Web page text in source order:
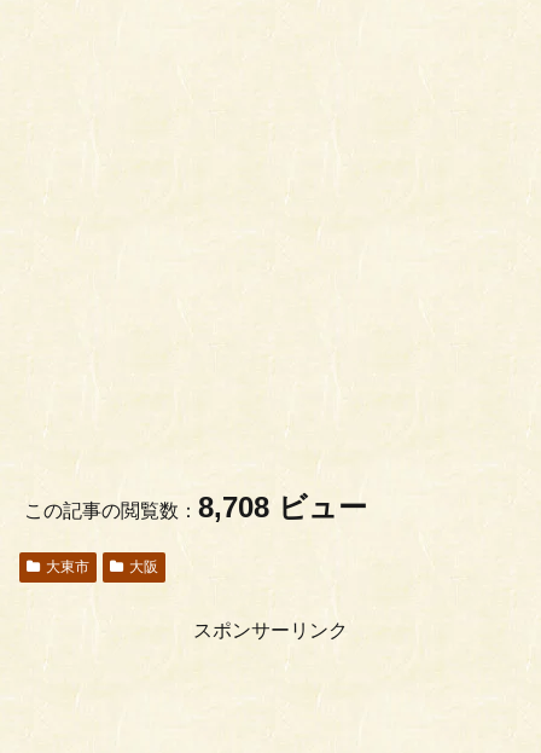
この記事の閲覧数： 8,708 ビュー
大東市 大阪
スポンサーリンク